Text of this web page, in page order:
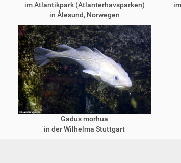
im Atlantikpark (Atlanterhavsparken)
in Ålesund, Norwegen
Gadus morhua
in der Wilhelma Stuttgart